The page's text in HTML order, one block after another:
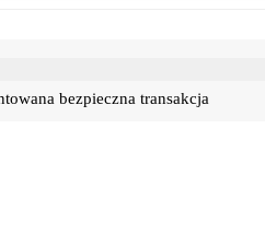
bezpieczna transakcja